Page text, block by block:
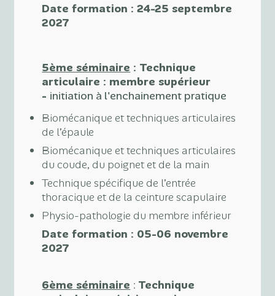
Date formation : 24-25 septembre
2027
5ème séminaire : Technique
articulaire : membre supérieur
- initiation à l'enchainement pratique
Biomécanique et techniques articulaires
de l’épaule
Biomécanique et techniques articulaires
du coude, du poignet et de la main
Technique spécifique de l’entrée
thoracique et de la ceinture scapulaire
Physio-pathologie du membre inférieur
Date formation : 05-06 novembre
2027
6ème séminaire : Technique